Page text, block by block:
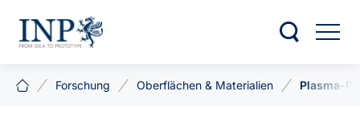
Forschung Oberflächen & Materialien Plasma-